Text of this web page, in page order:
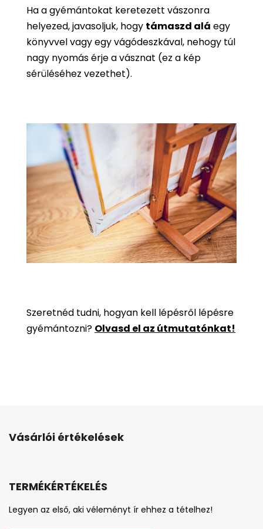
Ha a gyémántokat keretezett vászonra
helyezed, javasoljuk, hogy támaszd alá egy
könyvvel vagy egy vágódeszkával, nehogy túl
nagy nyomás érje a vásznat (ez a kép
sérüléséhez vezethet).
Szeretnéd tudni, hogyan kell lépésről lépésre
gyémántozni? Olvasd el az útmutatónkat!
Vásárlói értékelések
TERMÉKÉRTÉKELÉS
Legyen az első, aki véleményt ír ehhez a tételhez!